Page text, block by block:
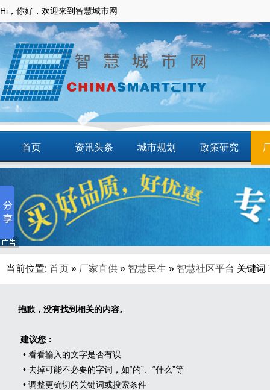
Hi，你好，欢迎来到智慧城市网
首页 资讯头条 城市规划 政策研究
智慧应用 商圈
当前位置: 首页 » 厂家直供 » 智慧民生 » 智慧社区平台 关键词
抱歉，没有找到相关的内容。
建议您：
• 看看输入的文字是否有误
• 去掉可能不必要的字词，如“的”、“什么”等
• 调整更确切的关键词或搜索条件